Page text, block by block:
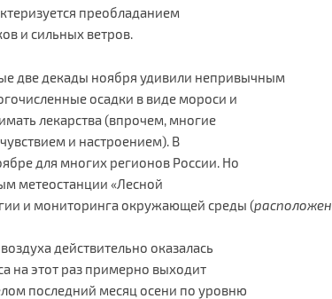
преобладанием
и сильных ветров.
две декады ноября удивили непривычным
осадки в виде мороси и
лекарства (впрочем, многие
и настроением). В
для многих регионов России. Но
метеостанции «Лесной
и мониторинга окружающей среды (расположен
действительно оказалась
на этот раз примерно выходит
последний месяц осени по уровню